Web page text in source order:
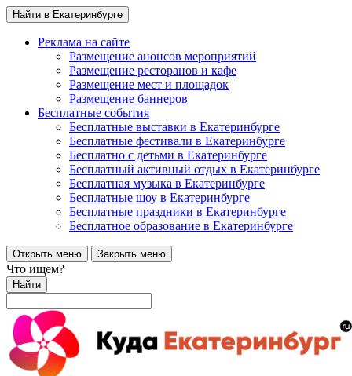
Найти в Екатеринбурге
Реклама на сайте
Размещение анонсов мероприятий
Размещение ресторанов и кафе
Размещение мест и площадок
Размещение баннеров
Бесплатные события
Бесплатные выставки в Екатеринбурге
Бесплатные фестивали в Екатеринбурге
Бесплатно с детьми в Екатеринбурге
Бесплатный активный отдых в Екатеринбурге
Бесплатная музыка в Екатеринбурге
Бесплатные шоу в Екатеринбурге
Бесплатные праздники в Екатеринбурге
Бесплатное образование в Екатеринбурге
Открыть меню Закрыть меню
Что ищем?
Найти